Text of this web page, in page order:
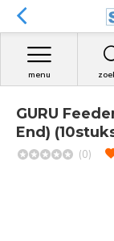
menu
GURU
End)
(0)